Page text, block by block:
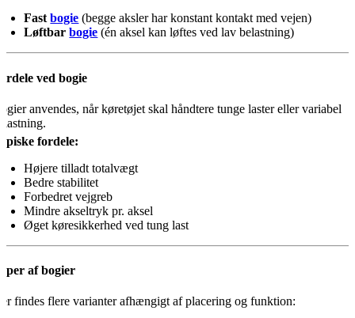
Fastbogie (begge aksler har konstant kontakt med vejen)
Løftbarbogie (én aksel kan løftes ved lav belastning)
ved bogie
anvendes, når køretøjet skal håndtere tunge laster eller variabel
fordele:
Højere tilladt totalvægt
Bedre stabilitet
Forbedret vejgreb
Mindre akseltryk pr. aksel
Øget køresikkerhed ved tung last
af bogier
findes flere varianter afhængigt af placering og funktion: